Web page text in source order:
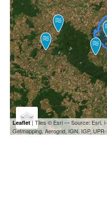
Leaflet| Tiles © Esri — Source: Esri, i-
Getmapping, Aerogrid, IGN, IGP,